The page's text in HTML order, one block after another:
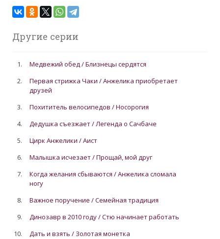
Другие серии
1.
Медвежий обед / Близнецы сердятся
2.
Первая стрижка Чаки / Анжелика приобретает
друзей
3.
Похититель велосипедов / Носорогия
4.
Дедушка съезжает / Легенда о Сачбаче
5.
Цирк Анжелики / Аист
6.
Малышка исчезает / Прощай, мой друг
7.
Когда желания сбываются / Анжелика сломала
ногу
8.
Важное поручение / Семейная традиция
9.
Динозавр в 2010 году / Стю начинает работать
10.
Дать и взять / Золотая монетка